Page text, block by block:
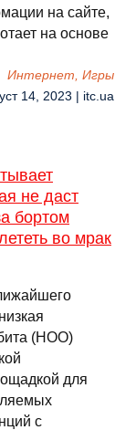
на сайте,
на основе
Интернет, Игры
14, 2023 | itc.ua
не даст
бортом
во мрак
(НОО)
для
с